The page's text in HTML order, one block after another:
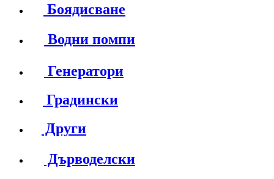
Боядисване
Водни помпи
Генератори
Градински
Други
Дърводелски